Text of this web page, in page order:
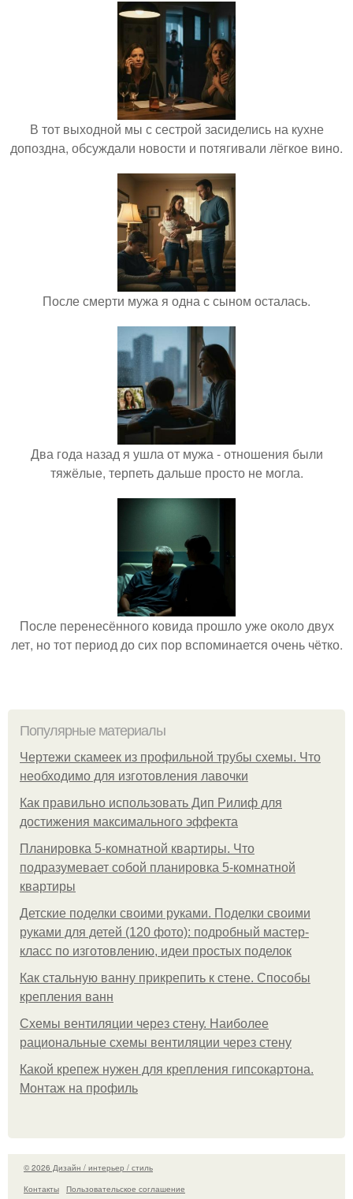
В тот выходной мы с сестрой засиделись на кухне
допоздна, обсуждали новости и потягивали лёгкое вино.
После смерти мужа я одна с сыном осталась.
Два года назад я ушла от мужа - отношения были
тяжёлые, терпеть дальше просто не могла.
После перенесённого ковида прошло уже около двух
лет, но тот период до сих пор вспоминается очень чётко.
Популярные материалы
Чертежи скамеек из профильной трубы схемы. Что
необходимо для изготовления лавочки
Как правильно использовать Дип Рилиф для
достижения максимального эффекта
Планировка 5-комнатной квартиры. Что
подразумевает собой планировка 5-комнатной
квартиры
Детские поделки своими руками. Поделки своими
руками для детей (120 фото): подробный мастер-
класс по изготовлению, идеи простых поделок
Как стальную ванну прикрепить к стене. Способы
крепления ванн
Схемы вентиляции через стену. Наиболее
рациональные схемы вентиляции через стену
Какой крепеж нужен для крепления гипсокартона.
Монтаж на профиль
© 2026 Дизайн / интерьер / стиль
Контакты
Пользовательское соглашение